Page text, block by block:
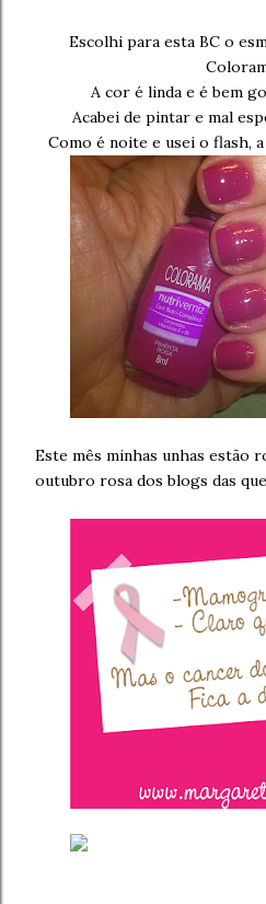
Escolhi para esta BC o
A cor é linda e é bem
Acabei de pintar e mal
Como é noite e usei o flash,
Este mês minhas unhas estão
outubro rosa dos blogs das